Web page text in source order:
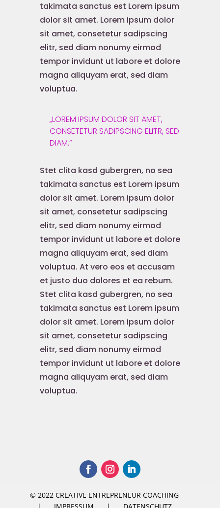
takimata sanctus est Lorem ipsum
dolor sit amet. Lorem ipsum dolor
sit amet, consetetur sadipscing
elitr, sed diam nonumy eirmod
tempor invidunt ut labore et dolore
magna aliquyam erat, sed diam
voluptua.
„LOREM IPSUM DOLOR SIT AMET,
CONSETETUR SADIPSCING ELITR, SED
DIAM.“
Stet clita kasd gubergren, no sea
takimata sanctus est Lorem ipsum
dolor sit amet. Lorem ipsum dolor
sit amet, consetetur sadipscing
elitr, sed diam nonumy eirmod
tempor invidunt ut labore et dolore
magna aliquyam erat, sed diam
voluptua. At vero eos et accusam
et justo duo dolores et ea rebum.
Stet clita kasd gubergren, no sea
takimata sanctus est Lorem ipsum
dolor sit amet. Lorem ipsum dolor
sit amet, consetetur sadipscing
elitr, sed diam nonumy eirmod
tempor invidunt ut labore et dolore
magna aliquyam erat, sed diam
voluptua.
© 2022 CREATIVE ENTREPRENEUR COACHING